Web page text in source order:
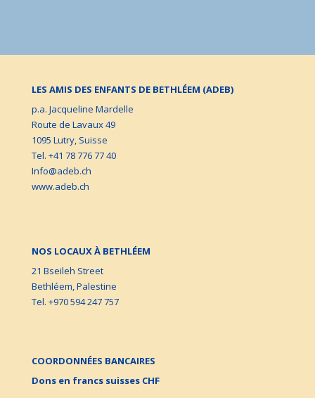
LES AMIS DES ENFANTS DE BETHLÉEM (ADEB)
p.a. Jacqueline Mardelle
Route de Lavaux 49
1095 Lutry, Suisse
Tel. +41 78 776 77 40
Info@adeb.ch
www.adeb.ch
NOS LOCAUX À BETHLÉEM
21 Bseileh Street
Bethléem, Palestine
Tel. +970 594 247 757
COORDONNÉES BANCAIRES
Dons en francs suisses CHF